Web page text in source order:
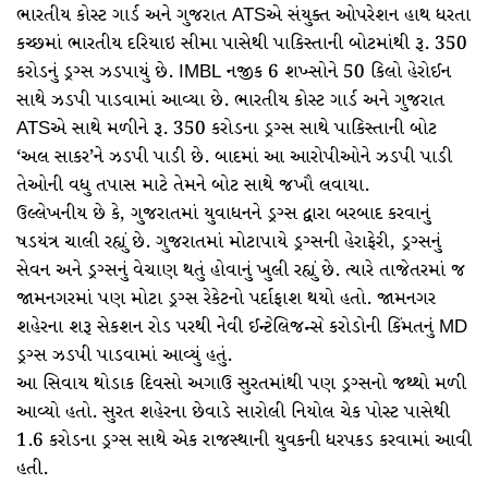
ભારતીય કોસ્ટ ગાર્ડ અને ગુજરાત ATSએ સંયુક્ત ઓપરેશન હાથ ધરતા
કચ્છમાં ભારતીય દરિયાઇ સીમા પાસેથી પાકિસ્તાની બોટમાંથી રૂ. 350
કરોડનું ડ્રગ્સ ઝડપાયું છે. IMBL નજીક 6 શખ્સોને 50 કિલો હેરોઈન
સાથે ઝડપી પાડવામાં આવ્યા છે. ભારતીય કોસ્ટ ગાર્ડ અને ગુજરાત
ATSએ સાથે મળીને રૂ. 350 કરોડના ડ્રગ્સ સાથે પાકિસ્તાની બોટ
‘અલ સાકર’ને ઝડપી પાડી છે. બાદમાં આ આરોપીઓને ઝડપી પાડી
તેઓની વધુ તપાસ માટે તેમને બોટ સાથે જખૌ લવાયા.
ઉલ્લેખનીય છે કે, ગુજરાતમાં યુવાધનને ડ્રગ્સ દ્વારા બરબાદ કરવાનું
ષડયંત્ર ચાલી રહ્યું છે. ગુજરાતમાં મોટાપાયે ડ્રગ્સની હેરાફેરી, ડ્રગ્સનું
સેવન અને ડ્રગ્સનું વેચાણ થતું હોવાનું ખુલી રહ્યું છે. ત્યારે તાજેતરમાં જ
જામનગરમાં પણ મોટા ડ્રગ્સ રેકેટનો પર્દાફાશ થયો હતો. જામનગર
શહેરના શરૂ સેકશન રોડ પરથી નેવી ઈન્ટેલિજન્સે કરોડોની કિંમતનું MD
ડ્રગ્સ ઝડપી પાડવામાં આવ્યું હતું.
આ સિવાય થોડાક દિવસો અગાઉ સુરતમાંથી પણ ડ્રગ્સનો જથ્થો મળી
આવ્યો હતો. સુરત શહેરના છેવાડે સારોલી નિયોલ ચેક પોસ્ટ પાસેથી
1.6 કરોડના ડ્રગ્સ સાથે એક રાજસ્થાની યુવકની ધરપકડ કરવામાં આવી
હતી.